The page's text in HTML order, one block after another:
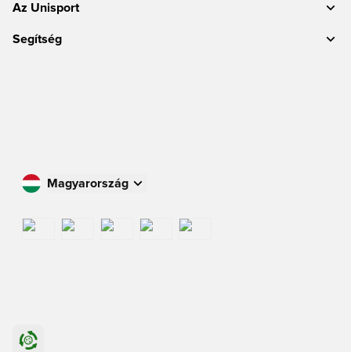
Az Unisport
Segítség
Magyarország
International